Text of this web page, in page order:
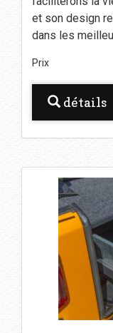
et son design
dans les
Prix
détails